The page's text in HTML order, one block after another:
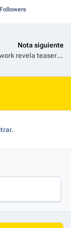
Nota siguiente
Cartoon Network revela teaser y logo de 'El Maravillosamente Extraño Mundo de Gumball'